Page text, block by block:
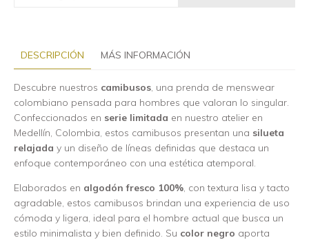
DESCRIPCIÓN MÁS INFORMACIÓN
Descubre nuestros camibusos, una prenda de menswear
colombiano pensada para hombres que valoran lo singular.
Confeccionados en serie limitada en nuestro atelier en
Medellín, Colombia, estos camibusos presentan una silueta
relajada y un diseño de líneas definidas que destaca un
enfoque contemporáneo con una estética atemporal.
Elaborados en algodón fresco 100%, con textura lisa y tacto
agradable, estos camibusos brindan una experiencia de uso
cómoda y ligera, ideal para el hombre actual que busca un
estilo minimalista y bien definido. Su color negro aporta